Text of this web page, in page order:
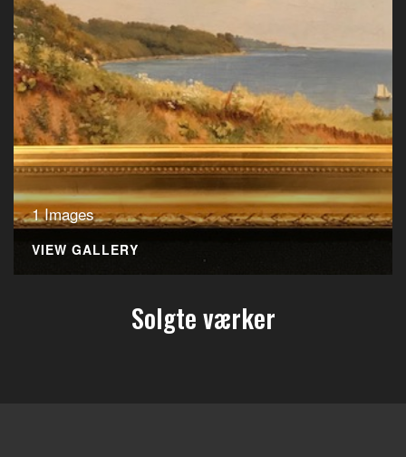
1 Images
VIEW GALLERY
Solgte værker